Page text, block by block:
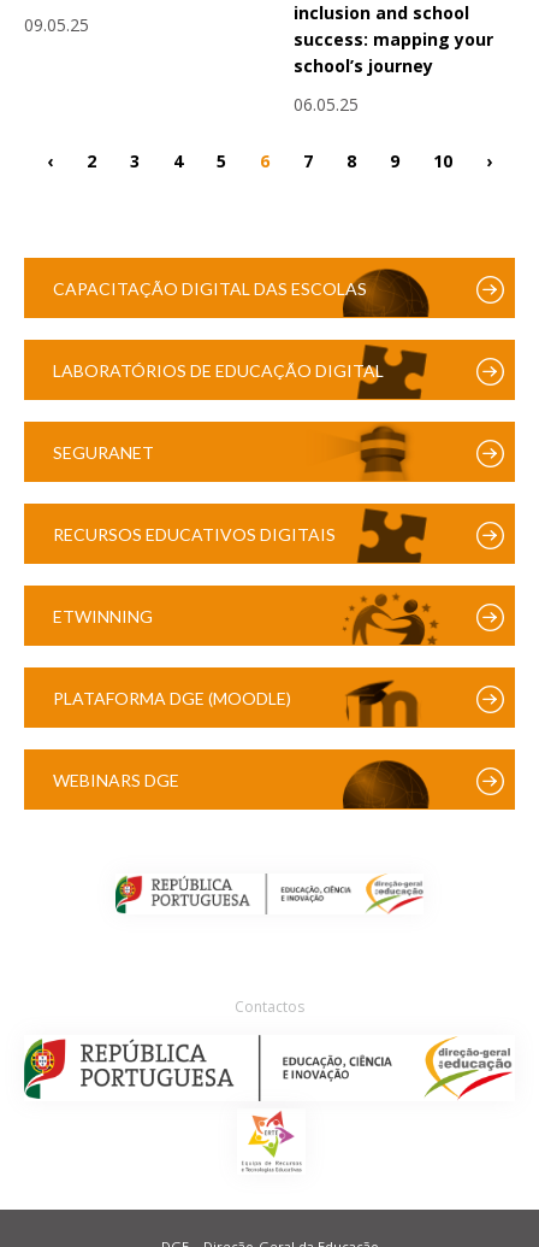
09.05.25
inclusion and school
success: mapping your
school’s journey
06.05.25
‹ 2 3 4 5 6 7 8 9 10 ›
CAPACITAÇÃO DIGITAL DAS ESCOLAS
LABORATÓRIOS DE EDUCAÇÃO DIGITAL
SEGURANET
RECURSOS EDUCATIVOS DIGITAIS
ETWINNING
PLATAFORMA DGE (MOODLE)
WEBINARS DGE
Contactos